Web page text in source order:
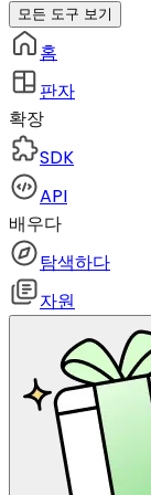
모든 도구 보기
홈
판자
확장
SDK
API
배우다
탐색하다
자원